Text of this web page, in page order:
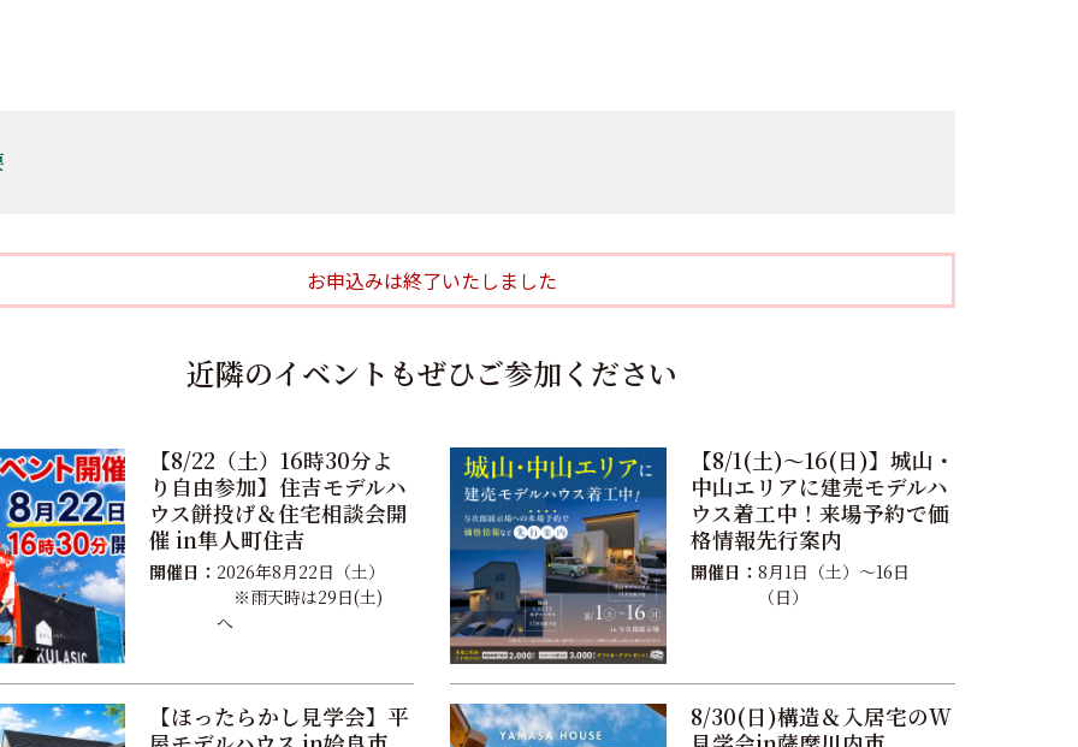
お申込みは終了いたしました
近隣のイベントもぜひご参加ください
【8/22（土）16時30分よ
り自由参加】住吉モデルハ
ウス餅投げ＆住宅相談会開
催 in隼人町住吉
開催日： 2026年8月22日（土）
※雨天時は29日(土)
へ
【8/1(土)〜16(日)】城山・
中山エリアに建売モデルハ
ウス着工中！来場予約で価
格情報先行案内
開催日： 8月1日（土）〜16日
（日）
【ほったらかし見学会】平
8/30(日)構造＆入居宅のW